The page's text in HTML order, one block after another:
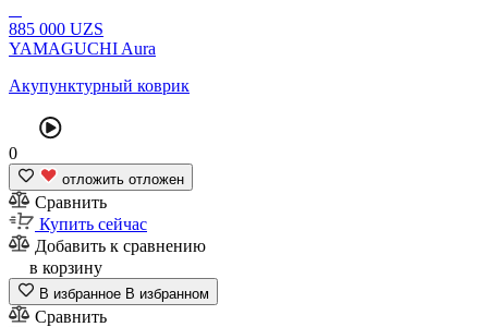
885 000 UZS
YAMAGUCHI Aura
Акупунктурный коврик
0
отложить отложен
Сравнить
Купить сейчас
Добавить к сравнению
в корзину
В избранное В избранном
Сравнить